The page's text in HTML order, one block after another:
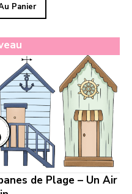
Panier
de Plage – Un Air